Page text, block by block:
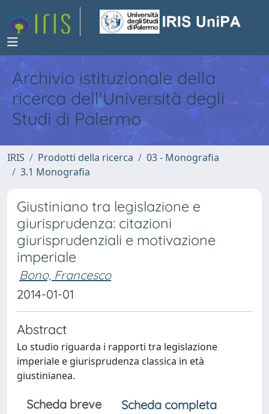
Archivio istituzionale della
ricerca dell'Università degli
Studi di Palermo
IRIS Prodotti della ricerca
03 - Monografia
3.1 Monografia
Giustiniano tra legislazione e
giurisprudenza: citazioni
giurisprudenziali e motivazione
imperiale
Bono, Francesco
2014-01-01
Abstract
Lo studio riguarda i rapporti tra legislazione
imperiale e giurisprudenza classica in età
giustinianea.
Scheda breve
Scheda completa